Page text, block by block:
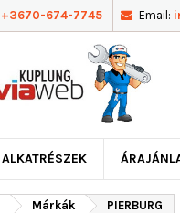
+3670-674-7745 Email:
ALKATRÉSZEK
Márkák PIERBURG